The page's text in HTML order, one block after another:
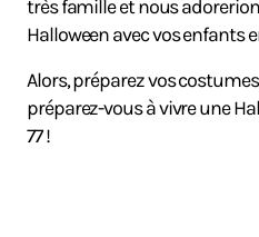
très famille et nous
Halloween avec vos enfants
Alors, préparez vos
préparez-vous à vivre une
77 !